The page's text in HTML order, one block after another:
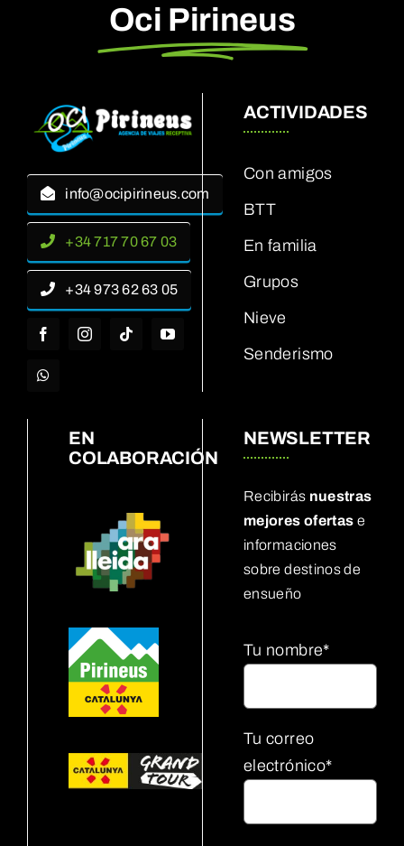
Oci Pirineus
info@ocipirineus.com
+34 717 70 67 03
+34 973 62 63 05
ACTIVIDADES
Con amigos
BTT
En familia
Grupos
Nieve
Senderismo
EN
COLABORACIÓN
NEWSLETTER
Recibirás nuestras
mejores ofertas e
informaciones
sobre destinos de
ensueño
Tu nombre*
Tu correo
electrónico*